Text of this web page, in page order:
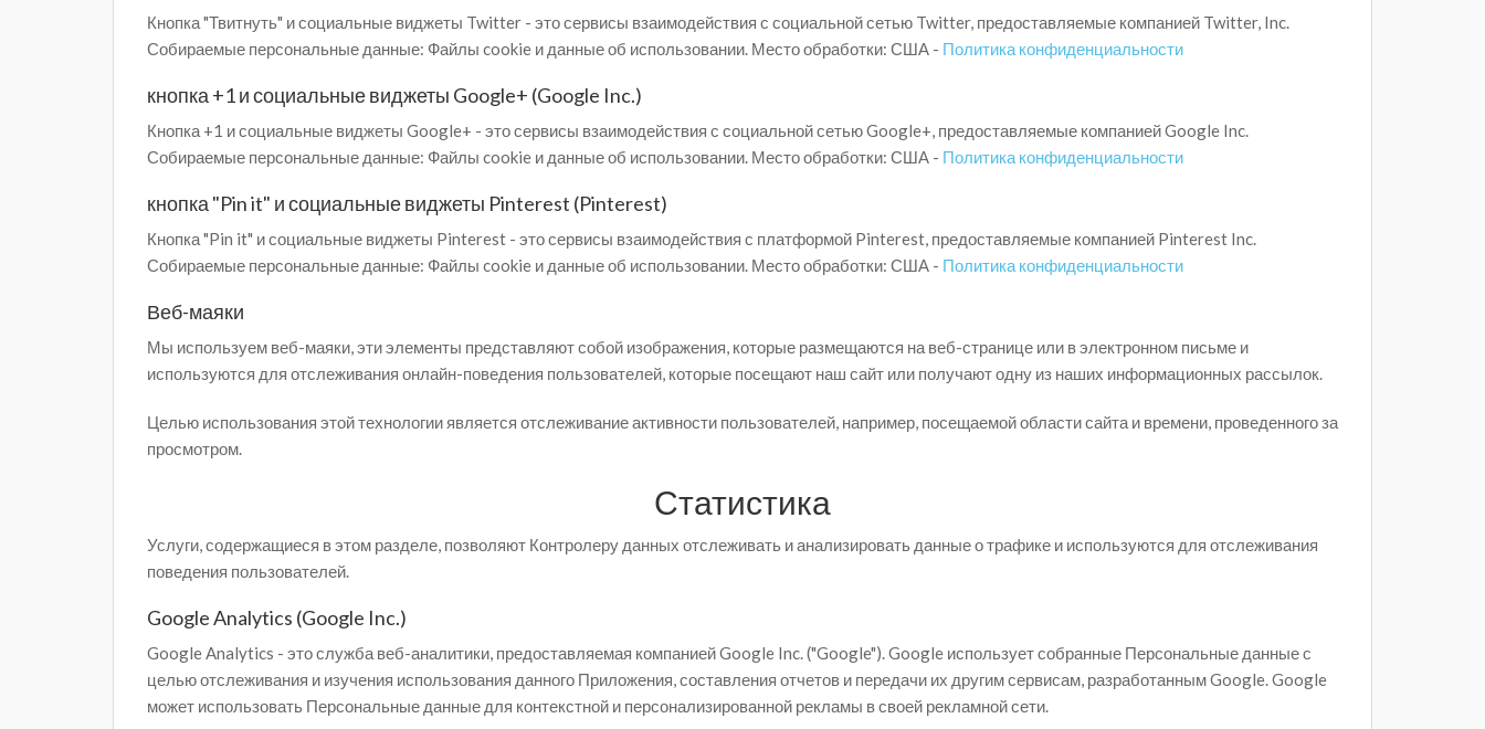
Кнопка "Твитнуть" и социальные виджеты Twitter - это сервисы взаимодействия с социальной сетью Twitter, предоставляемые компанией Twitter, Inc.
Собираемые персональные данные: Файлы cookie и данные об использовании. Место обработки: США - Политика конфиденциальности
кнопка +1 и социальные виджеты Google+ (Google Inc.)
Кнопка +1 и социальные виджеты Google+ - это сервисы взаимодействия с социальной сетью Google+, предоставляемые компанией Google Inc.
Собираемые персональные данные: Файлы cookie и данные об использовании. Место обработки: США - Политика конфиденциальности
кнопка "Pin it" и социальные виджеты Pinterest (Pinterest)
Кнопка "Pin it" и социальные виджеты Pinterest - это сервисы взаимодействия с платформой Pinterest, предоставляемые компанией Pinterest Inc.
Собираемые персональные данные: Файлы cookie и данные об использовании. Место обработки: США - Политика конфиденциальности
Веб-маяки
Мы используем веб-маяки, эти элементы представляют собой изображения, которые размещаются на веб-странице или в электронном письме и
используются для отслеживания онлайн-поведения пользователей, которые посещают наш сайт или получают одну из наших информационных рассылок.
Целью использования этой технологии является отслеживание активности пользователей, например, посещаемой области сайта и времени, проведенного за
просмотром.
Статистика
Услуги, содержащиеся в этом разделе, позволяют Контролеру данных отслеживать и анализировать данные о трафике и используются для отслеживания
поведения пользователей.
Google Analytics (Google Inc.)
Google Analytics - это служба веб-аналитики, предоставляемая компанией Google Inc. ("Google"). Google использует собранные Персональные данные с
целью отслеживания и изучения использования данного Приложения, составления отчетов и передачи их другим сервисам, разработанным Google. Google
может использовать Персональные данные для контекстной и персонализированной рекламы в своей рекламной сети.